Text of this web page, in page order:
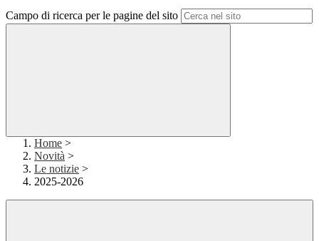
Campo di ricerca per le pagine del sito
Home >
Novità >
Le notizie >
2025-2026